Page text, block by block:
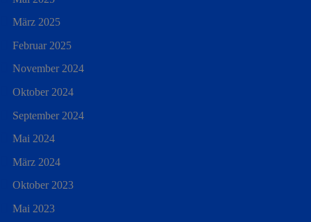
März 2025
Februar 2025
November 2024
Oktober 2024
September 2024
Mai 2024
März 2024
Oktober 2023
Mai 2023